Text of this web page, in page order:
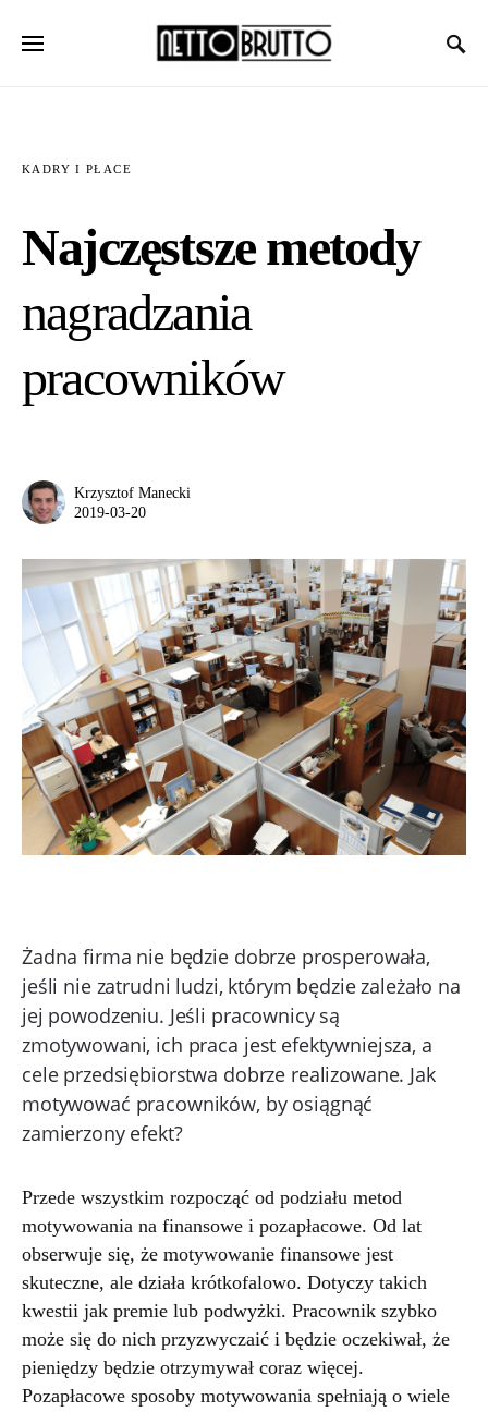
KADRY I PŁACE
Najczęstsze metody
nagradzania
pracowników
Krzysztof Manecki
2019-03-20
Żadna firma nie będzie dobrze prosperowała,
jeśli nie zatrudni ludzi, którym będzie zależało na
jej powodzeniu. Jeśli pracownicy są
zmotywowani, ich praca jest efektywniejsza, a
cele przedsiębiorstwa dobrze realizowane. Jak
motywować pracowników, by osiągnąć
zamierzony efekt?
Przede wszystkim rozpocząć od podziału metod
motywowania na finansowe i pozapłacowe. Od lat
obserwuje się, że motywowanie finansowe jest
skuteczne, ale działa krótkofalowo. Dotyczy takich
kwestii jak premie lub podwyżki. Pracownik szybko
może się do nich przyzwyczaić i będzie oczekiwał, że
pieniędzy będzie otrzymywał coraz więcej.
Pozapłacowe sposoby motywowania spełniają o wiele